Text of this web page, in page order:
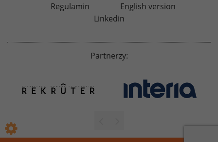
Regulamin
English version
Linkedin
Partnerzy: